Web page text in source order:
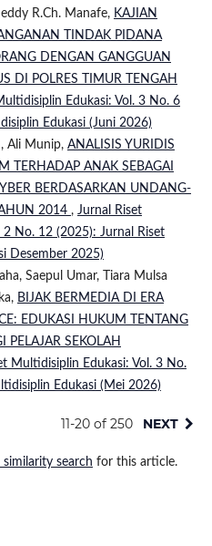
R.Ch. Manafe, KAJIAN
TINDAK PIDANA
DENGAN GANGGUAN
DI POLRES TIMUR TENGAH
Edukasi: Vol. 3 No. 6
Edukasi (Juni 2026)
Ali Munip, ANALISIS YURIDIS
TERHADAP ANAK SEBAGAI
BERDASARKAN UNDANG-
2014 , Jurnal Riset
No. 12 (2025): Jurnal Riset
Desember 2025)
Saepul Umar, Tiara Mulsa
BIJAK BERMEDIA DI ERA
EDUKASI HUKUM TENTANG
PELAJAR SEKOLAH
Multidisiplin Edukasi: Vol. 3 No.
Edukasi (Mei 2026)
11-20 of 250 NEXT
search for this article.